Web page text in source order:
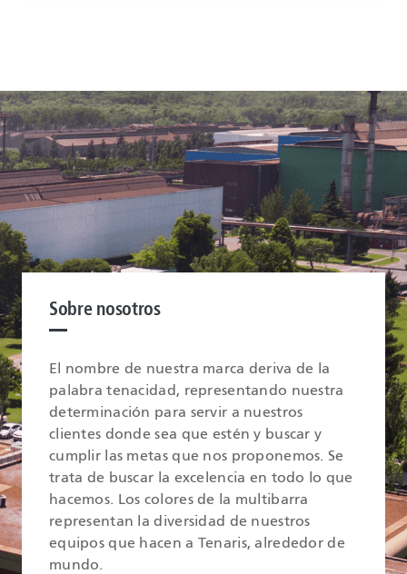
Sobre nosotros
El nombre de nuestra marca deriva de la
palabra tenacidad, representando nuestra
determinación para servir a nuestros
clientes donde sea que estén y buscar y
cumplir las metas que nos proponemos. Se
trata de buscar la excelencia en todo lo que
hacemos. Los colores de la multibarra
representan la diversidad de nuestros
equipos que hacen a Tenaris, alrededor de
mundo.